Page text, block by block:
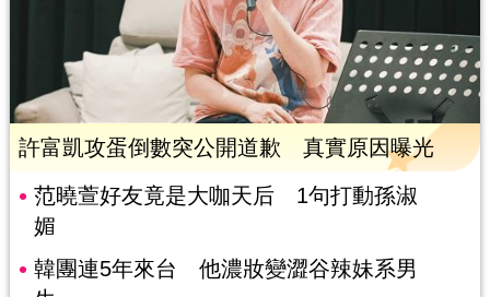
許富凱攻蛋倒數突公開道歉 真實原因曝光
范曉萱好友竟是大咖天后 1句打動孫淑
媚
韓團連5年來台 他濃妝變澀谷辣妹系男